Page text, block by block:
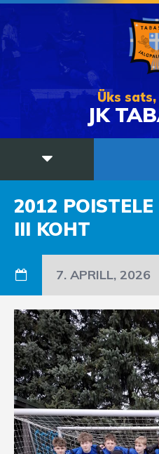
Üks
JK
2012 POISTELE
III KOHT
7. APRILL, 2026